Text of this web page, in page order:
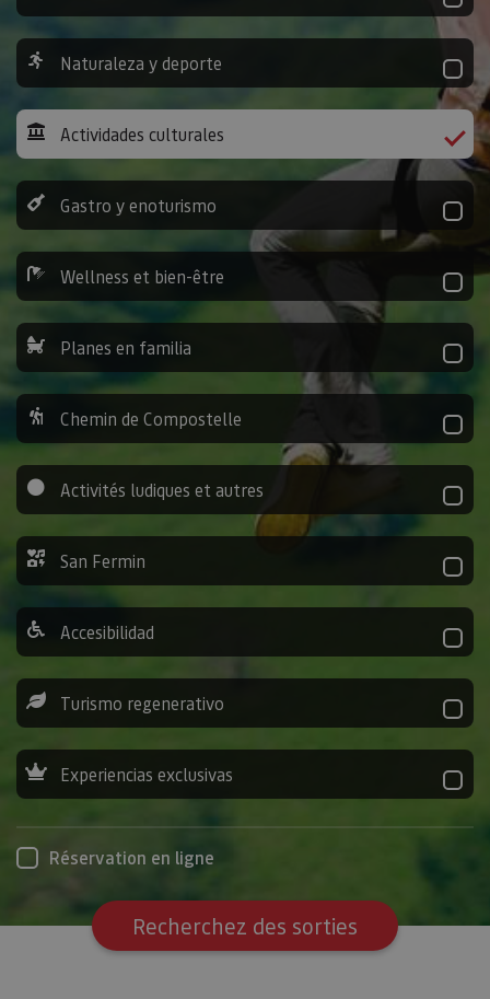
Naturaleza y deporte
Actividades culturales
Gastro y enoturismo
Wellness et bien-être
Planes en familia
Chemin de Compostelle
Activités ludiques et autres
San Fermin
Accesibilidad
Turismo regenerativo
Experiencias exclusivas
Réservation en ligne
Recherchez des sorties